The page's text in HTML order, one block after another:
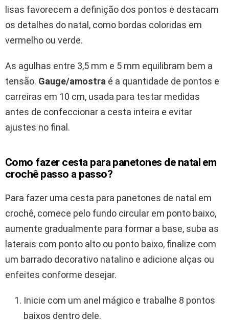
lisas favorecem a definição dos pontos e destacam
os detalhes do natal, como bordas coloridas em
vermelho ou verde.
As agulhas entre 3,5 mm e 5 mm equilibram bem a
tensão. Gauge/amostra é a quantidade de pontos e
carreiras em 10 cm, usada para testar medidas
antes de confeccionar a cesta inteira e evitar
ajustes no final.
Como fazer cesta para panetones de natal em
crochê passo a passo?
Para fazer uma cesta para panetones de natal em
crochê, comece pelo fundo circular em ponto baixo,
aumente gradualmente para formar a base, suba as
laterais com ponto alto ou ponto baixo, finalize com
um barrado decorativo natalino e adicione alças ou
enfeites conforme desejar.
Inicie com um anel mágico e trabalhe 8 pontos
baixos dentro dele.